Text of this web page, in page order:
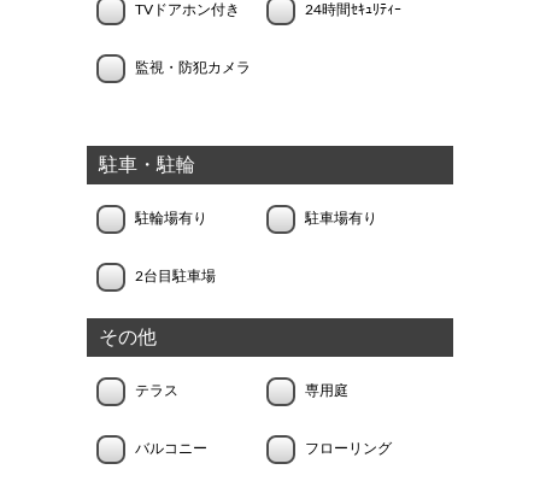
TVドアホン付き 24時間ｾｷｭﾘﾃｨｰ
監視・防犯カメラ
駐車・駐輪
駐輪場有り 駐車場有り
2台目駐車場
その他
テラス 専用庭
バルコニー フローリング